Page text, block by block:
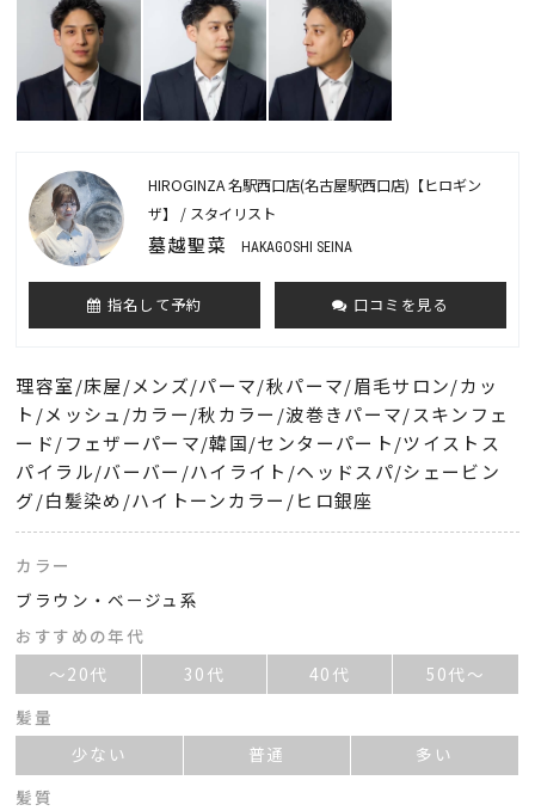
HIROGINZA 名駅西口店(名古屋駅西口店)【ヒロギン
ザ】 / スタイリスト
墓越聖菜 HAKAGOSHI SEINA
指名して予約 口コミを見る
理容室/床屋/メンズ/パーマ/秋パーマ/眉毛サロン/カッ
ト/メッシュ/カラー/秋カラー/波巻きパーマ/スキンフェ
ード/フェザーパーマ/韓国/センターパート/ツイストス
パイラル/バーバー/ハイライト/ヘッドスパ/シェービン
グ/白髪染め/ハイトーンカラー/ヒロ銀座
カラー
ブラウン・ベージュ系
おすすめの年代
～20代
30代 40代
50代～
髪量
少ない
普通
多い
髪質